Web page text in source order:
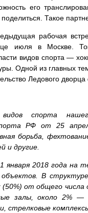
его
Такое
рабочая
июля в Москве.
видов спорта —
Одной из главных
Ледового
спорта
РФ от 25
борьба,
и другие.
января 2018 года на
В
(50%) от общего
залы, около 2% —
стрелковые